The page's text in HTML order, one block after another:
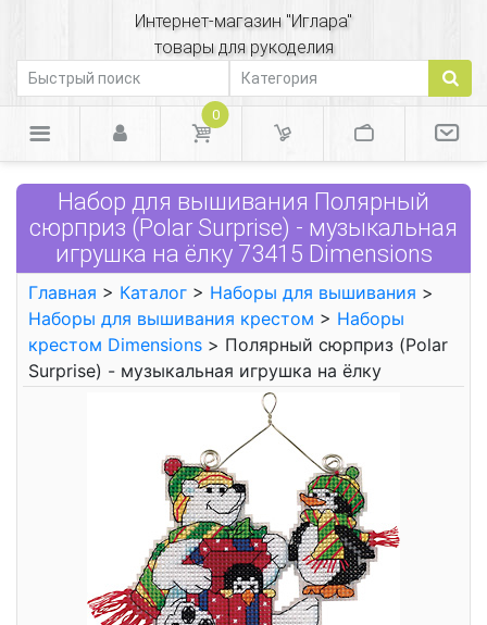
Интернет-магазин "Иглара"
товары для рукоделия
0
Набор для вышивания Полярный
сюрприз (Polar Surprise) - музыкальная
игрушка на ёлку 73415 Dimensions
Главная > Каталог > Наборы для вышивания >
Наборы для вышивания крестом > Наборы
крестом Dimensions > Полярный сюрприз (Polar
Surprise) - музыкальная игрушка на ёлку